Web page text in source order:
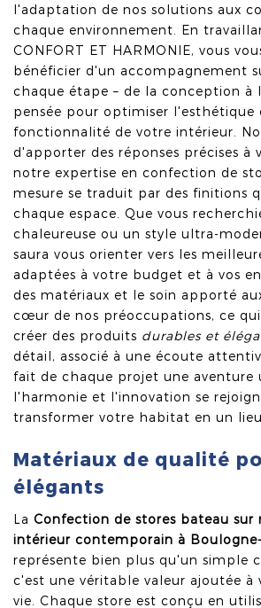
l'adaptation de nos solutions aux
chaque environnement. En
CONFORT ET HARMONIE, vous
bénéficier d'un accompagnement
chaque étape – de la conception à
pensée pour optimiser l'esthétique
fonctionnalité de votre intérieur.
d'apporter des réponses précises à
notre expertise en confection de
mesure se traduit par des finitions
chaque espace. Que vous
chaleureuse ou un style ultra-
saura vous orienter vers les
adaptées à votre budget et à vos
des matériaux et le soin apporté
cœur de nos préoccupations, ce
créer des produits durables et
détail, associé à une écoute
fait de chaque projet une aventure
l'harmonie et l'innovation se
transformer votre habitat en un
Matériaux de qualité
élégants
La Confection de stores bateau sur
intérieur contemporain à
représente bien plus qu'un simple
c'est une véritable valeur ajoutée à
vie. Chaque store est conçu en